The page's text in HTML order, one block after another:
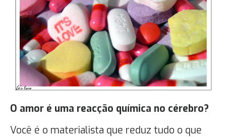
O amor é uma reacção química no cérebro?
Você é o materialista que reduz tudo o que